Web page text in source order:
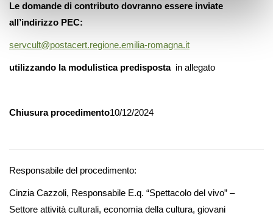
Le domande di contributo dovranno essere inviate
all’indirizzo PEC:
servcult@postacert.regione.emilia-romagna.it
utilizzando la modulistica predispostain allegato
Chiusura procedimento10/12/2024
Responsabile del procedimento:
Cinzia Cazzoli, Responsabile E.q. “Spettacolo del vivo” –
Settore attività culturali, economia della cultura, giovani